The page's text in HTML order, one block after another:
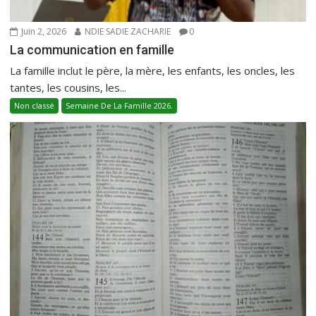
Juin 2, 2026 NDIE SADIE ZACHARIE 0
La communication en famille
La famille inclut le père, la mère, les enfants, les oncles, les
tantes, les cousins, les...
Non classé Semaine De La Famille 2026.